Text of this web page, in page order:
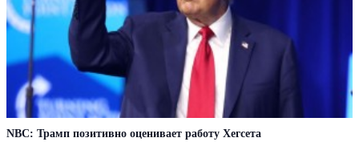
NBC: Трамп позитивно оценивает работу Хегсета